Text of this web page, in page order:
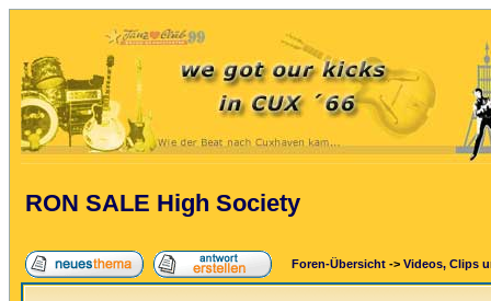
RON SALE High Society
Foren-Übersicht -> Videos, Clips